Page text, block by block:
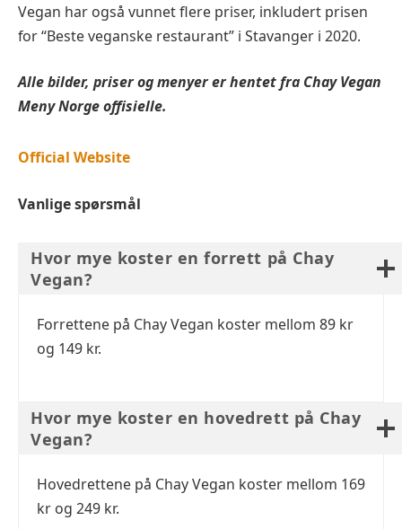
Vegan har også vunnet flere priser, inkludert prisen
for “Beste veganske restaurant” i Stavanger i 2020.
Alle bilder, priser og menyer er hentet fra Chay Vegan
Meny Norge offisielle.
Official Website
Vanlige spørsmål
Hvor mye koster en forrett på Chay
Vegan?
Forrettene på Chay Vegan koster mellom 89 kr
og 149 kr.
Hvor mye koster en hovedrett på Chay
Vegan?
Hovedrettene på Chay Vegan koster mellom 169
kr og 249 kr.